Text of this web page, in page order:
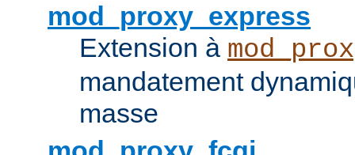
mod_proxy_express
Extension à
mandatement
masse